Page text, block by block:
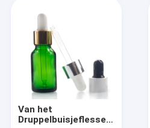
Van het
Druppelbuisjeflessen